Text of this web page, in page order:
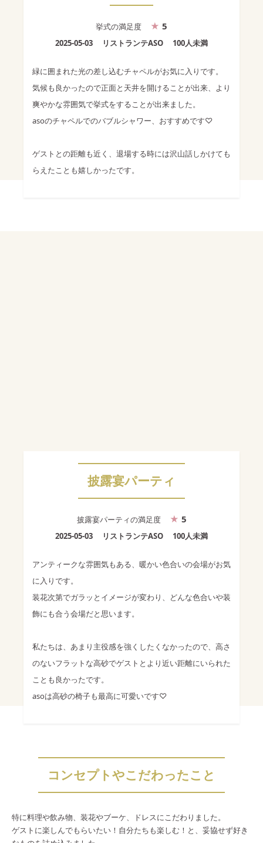
挙式の満足度 5
2025-05-03 リストランテASO 100人未満
緑に囲まれた光の差し込むチャペルがお気に入りです。
気候も良かったので正面と天井を開けることが出来、より
爽やかな雰囲気で挙式をすることが出来ました。
asoのチャペルでのバブルシャワー、おすすめです♡
ゲストとの距離も近く、退場する時には沢山話しかけても
らえたことも嬉しかったです。
披露宴パーティ
披露宴パーティの満足度 5
2025-05-03 リストランテASO 100人未満
アンティークな雰囲気もある、暖かい色合いの会場がお気
に入りです。
装花次第でガラッとイメージが変わり、どんな色合いや装
飾にも合う会場だと思います。
私たちは、あまり主役感を強くしたくなかったので、高さ
のないフラットな高砂でゲストとより近い距離にいられた
ことも良かったです。
asoは高砂の椅子も最高に可愛いです♡
コンセプトやこだわったこと
特に料理や飲み物、装花やブーケ、ドレスにこだわりました。
ゲストに楽しんでもらいたい！自分たちも楽しむ！と、妥協せず好き